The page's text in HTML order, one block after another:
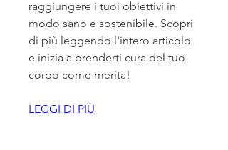
raggiungere i tuoi obiettivi in
modo sano e sostenibile. Scopri
di più leggendo l'intero articolo
e inizia a prenderti cura del tuo
corpo come merita!
LEGGI DI PIÙ